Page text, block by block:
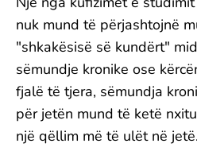
nuk mund të përjashtojnë
"shkakësisë së kundërt"
sëmundje kronike ose
fjalë të tjera, sëmundja
për jetën mund të ketë
një qëllim më të ulët në jetë.